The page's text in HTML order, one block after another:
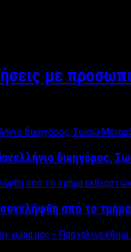
με
από το